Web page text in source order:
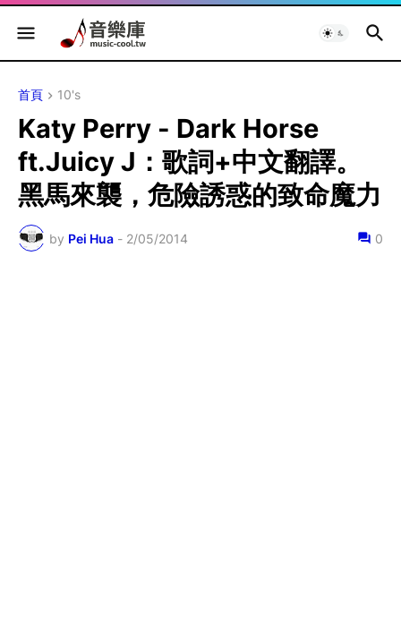
首頁 10's
Katy Perry - Dark Horse
ft.Juicy J：歌詞+中文翻譯。
黑馬來襲，危險誘惑的致命魔力
by Pei Hua - 2/05/2014 0